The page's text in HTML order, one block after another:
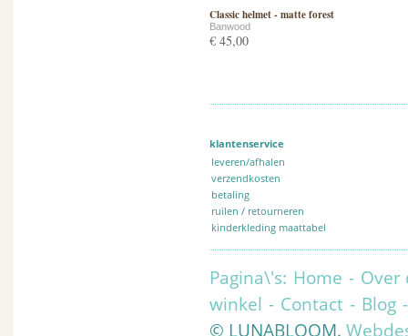
Classic helmet - matte forest
Banwood
€ 45,00
klantenservice
leveren/afhalen
verzendkosten
betaling
ruilen / retourneren
kinderkleding maattabel
Pagina\'s: Home - Over
winkel - Contact - Blog
© LUNABLOOM.